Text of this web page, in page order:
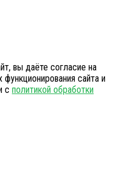
вы даёте согласие на
сайта и
с политикой обработки